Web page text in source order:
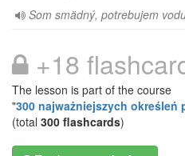
Som smädný, potrebujem
+18
The lesson is part of the course
"300 najważniejszych określeń
(total 300 flashcards)